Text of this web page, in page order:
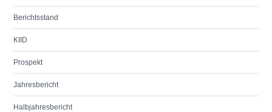
Berichtsstand
KIID
Prospekt
Jahresbericht
Halbjahresbericht